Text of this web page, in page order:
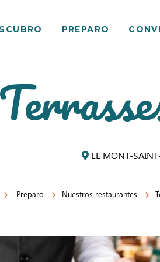
PREPARO
LE MONT-
Preparo Nuestros restaurantes